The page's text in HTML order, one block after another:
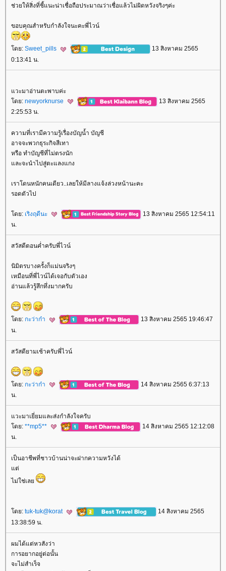
ช่วยให้สิ่งที่ชี้แนะน่าเชื่อถือประมาณว่าเชื่อแล้วไม่ผิดหวังจริงๆค่ะ
ขอบคุณสำหรับกำลังใจนะคะพี่ไวน์
ดย: Sweet_pills
13 สิงหาคม 2565
0:13:41 น.
วะมาอ่านตะพาบค่ะ
ดย: newyorknurse
13 สิงหาคม 2565
2:25:53 น.
ความที่เรามีความรู้เรื่องบัญน้ำ บัญชี
อาจจะพวกธุระกิจสีเทา
หรือ ทำบัญชีที่ไม่ตรงนัก
ละจะนำไปสู่ตะแลงแกง
เราโดนหนักคนเดียว..เลยให้มีลางแจ้งล่วงหน้านะคะ
รอดตัวไป
ดย: เริงฤดีนะ
13 สิงหาคม 2565 12:54:11
น.
สวัสดีตอนค่ำครับพี่ไวน์
นิมิตรบางครั้งก็แม่นจริงๆ
เหมือนที่พี่ไวน์ได้เจอกับตัวเอง
อ่านแล้วรู้สึกทึ่งมากครับ
ดย: กะว่าก๋า
13 สิงหาคม 2565 19:46:47
น.
สวัสดียามเช้าครับพี่ไวน์
ดย: กะว่าก๋า
14 สิงหาคม 2565 6:37:13
น.
วะมาเยี่ยมและส่งกำลังใจครับ
ดย: **mp5**
14 สิงหาคม 2565 12:12:08
น.
เป็นอาชีพที่ชาวบ้านน่าจะฝากความหวังได้
ต่
ไม่ใช่เล
ดย: tuk-tuk@korat
14 สิงหาคม 2565
13:38:59 น.
ผมได้แต่หวสังว่า
การอยากอยู่ต่อนั้น
จะไม่สำเร็จ